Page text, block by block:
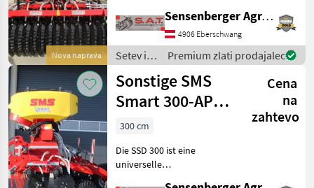
Nova naprava
Arbeitsbreite. Die Maschine
ist am meistens für
Dauergrünland oder
Grassreparatur bestimmt,
sie kann jedoch
Sensenberger Agrar-Technik
4906 Eberschwang
Setev in
nega /
Sonstige
Premium zlati prodajalec
Sonstige SMS
Smart 300-APV
800-
Direktsaatmaschine
Cena
na
zahtevo
300 cm
Die SSD 300 ist eine
universelle